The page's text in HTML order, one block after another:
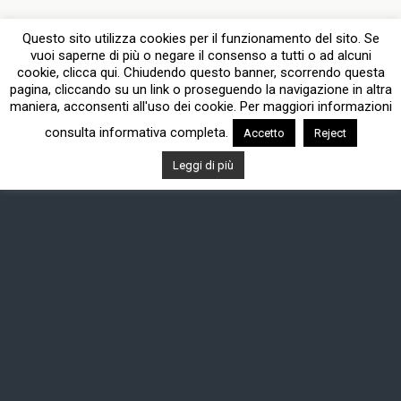
Questo sito utilizza cookies per il funzionamento del sito. Se
vuoi saperne di più o negare il consenso a tutti o ad alcuni
cookie, clicca qui. Chiudendo questo banner, scorrendo questa
pagina, cliccando su un link o proseguendo la navigazione in altra
maniera, acconsenti all'uso dei cookie. Per maggiori informazioni
consulta informativa completa.
Accetto Reject
Leggi di più